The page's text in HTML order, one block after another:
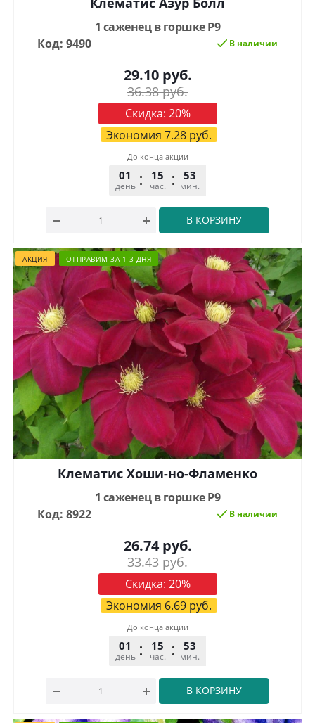
1 саженец в горшке Р9
Код: 9490
В наличии
29.10руб.
36.38руб.
Скидка: 20%
Экономия 7.28руб.
В КОРЗИНУ
До конца акции
01
день
15
час.
53
мин.
АКЦИЯ ОТПРАВИМ ЗА 1-3 ДНЯ
Клематис Хоши-но-Фламенко
1 саженец в горшке Р9
Код: 8922
В наличии
26.74руб.
33.43руб.
Скидка: 20%
Экономия 6.69руб.
В КОРЗИНУ
До конца акции
01
день
15
час.
53
мин.